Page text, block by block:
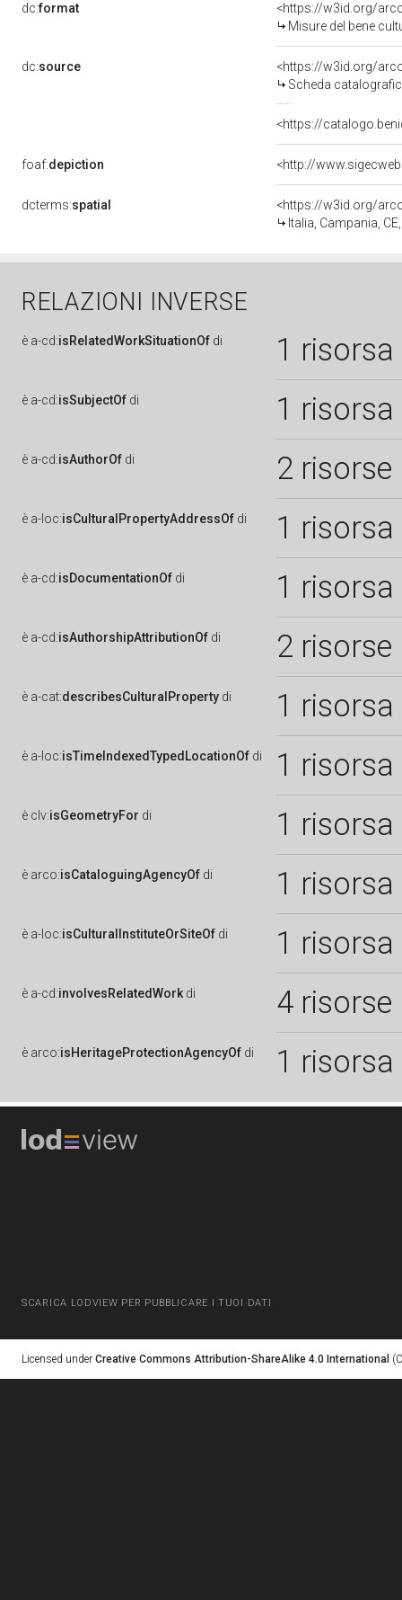
dc:format
<https://w3id.org/
Misure del bene
dc:source
<https://w3id.org/
Scheda
<https://
foaf:depiction
dcterms:spatial
<https://w3id.org/
Italia, Campania,
RELAZIONI INVERSE
è a-cd:isRelatedWorkSituationOf di 1 risorsa
è a-cd:isSubjectOf di 1 risorsa
è a-cd:isAuthorOf di 2 risorse
è a-loc:isCulturalPropertyAddressOf di 1 risorsa
è a-cd:isDocumentationOf di 1 risorsa
è a-cd:isAuthorshipAttributionOf di 2 risorse
è a-cat:describesCulturalProperty di 1 risorsa
è a-loc:isTimeIndexedTypedLocationOf di 1 risorsa
è clv:isGeometryFor di 1 risorsa
è arco:isCataloguingAgencyOf di 1 risorsa
è a-loc:isCulturalInstituteOrSiteOf di 1 risorsa
è a-cd:involvesRelatedWork di 4 risorse
è arco:isHeritageProtectionAgencyOf di 1 risorsa
SCARICA LODVIEW PER PUBBLICARE I TUOI DATI
Licensed under Creative Commons Attribution-ShareAlike 4.0 International